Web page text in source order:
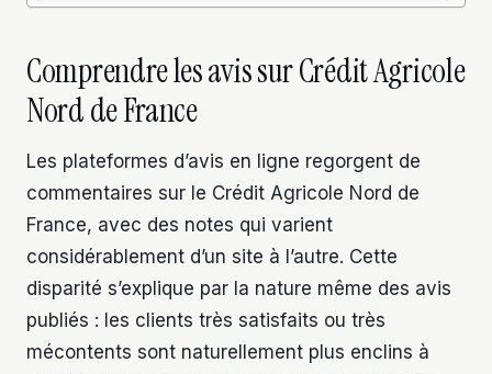
Comprendre les avis sur Crédit Agricole
Nord de France
Les plateformes d’avis en ligne regorgent de
commentaires sur le Crédit Agricole Nord de
France, avec des notes qui varient
considérablement d’un site à l’autre. Cette
disparité s’explique par la nature même des avis
publiés : les clients très satisfaits ou très
mécontents sont naturellement plus enclins à